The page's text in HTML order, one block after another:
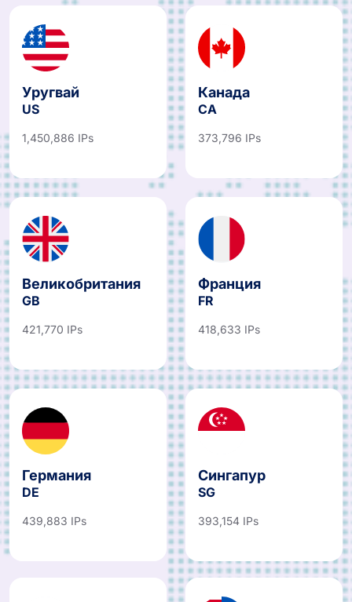
Уругвай
US
1,450,886 IPs
Канада
CA
373,796 IPs
Великобритания
GB
421,770 IPs
Франция
FR
418,633 IPs
Германия
DE
439,883 IPs
Сингапур
SG
393,154 IPs